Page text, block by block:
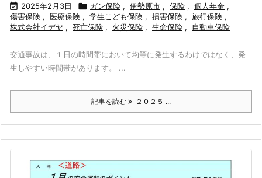
 2025年2月3日  ガン保険 , 伊勢原市 , 保険 , 個人年金 ,
傷害保険 , 医療保険 , 学生こども保険 , 損害保険 , 旅行保険 ,
株式会社イデヤ , 死亡保険 , 火災保険 , 生命保険 , 自動車保険
交通事故は、１日の時間帯において均等に発生するわけではなく、発
生しやすい時間帯があります。 ...
記事を読む ２０２５ ...